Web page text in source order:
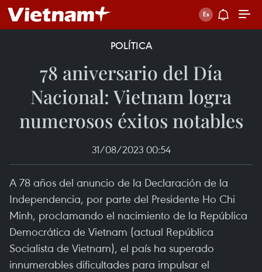
POLÍTICA
78 aniversario del Día
Nacional: Vietnam logra
numerosos éxitos notables
31/08/2023 00:54
A 78 años del anuncio de la Declaración de la
Independencia, por parte del Presidente Ho Chi
Minh, proclamando el nacimiento de la República
Democrática de Vietnam (actual República
Socialista de Vietnam), el país ha superado
innumerables dificultades para impulsar el